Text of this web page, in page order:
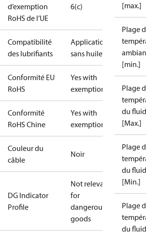
d’exemption
RoHS de l’UE
6(c)
Compatibilité
des lubrifiants
Applications
sans huile
Conformité EU
RoHS
Yes with
exemptions
Conformité
RoHS Chine
Yes with
exemptions
Couleur du
câble
Noir
DG Indicator
Profile
Not relevant
for
dangerous
goods
[max.]
Plage
[min.]
Plage
du
[Max.]
Plage
du
[Min.]
Plage
du